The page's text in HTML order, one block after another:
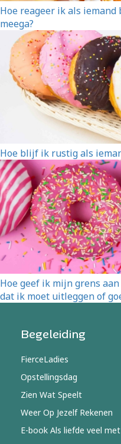
Hoe reageer ik als
meega?
Hoe blijf ik rustig als
Hoe geef ik mijn grens
dat ik moet uitleggen of
Begeleiding
FierceLadies
Opstellingsdag
Zien Wat Speelt
Weer Op Jezelf Rekenen
E-book Als liefde veel